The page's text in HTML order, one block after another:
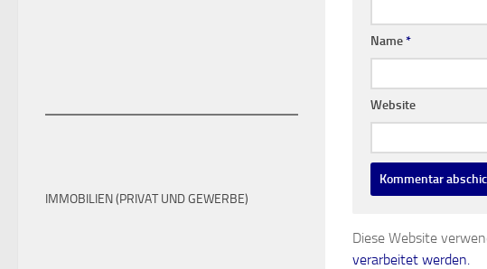
Name*
Website
Diese Website
verarbeitet werden.
IMMOBILIEN (PRIVAT UND GEWERBE)